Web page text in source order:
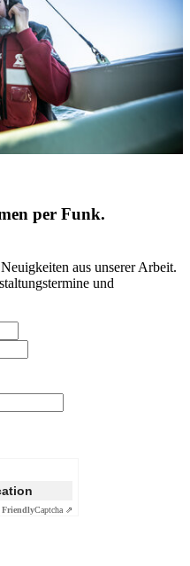
per Funk.
aus unserer Arbeit.
und
FriendlyCaptcha ⇗